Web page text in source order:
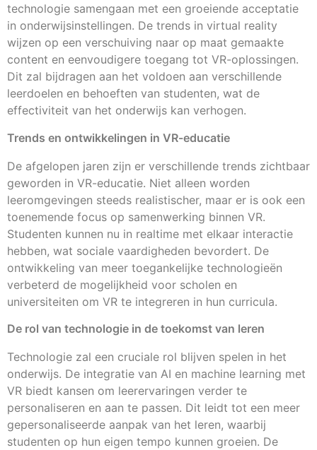
technologie samengaan met een groeiende acceptatie
in onderwijsinstellingen. De trends in virtual reality
wijzen op een verschuiving naar op maat gemaakte
content en eenvoudigere toegang tot VR-oplossingen.
Dit zal bijdragen aan het voldoen aan verschillende
leerdoelen en behoeften van studenten, wat de
effectiviteit van het onderwijs kan verhogen.
Trends en ontwikkelingen in VR-educatie
De afgelopen jaren zijn er verschillende trends zichtbaar
geworden in VR-educatie. Niet alleen worden
leeromgevingen steeds realistischer, maar er is ook een
toenemende focus op samenwerking binnen VR.
Studenten kunnen nu in realtime met elkaar interactie
hebben, wat sociale vaardigheden bevordert. De
ontwikkeling van meer toegankelijke technologieën
verbeterd de mogelijkheid voor scholen en
universiteiten om VR te integreren in hun curricula.
De rol van technologie in de toekomst van leren
Technologie zal een cruciale rol blijven spelen in het
onderwijs. De integratie van AI en machine learning met
VR biedt kansen om leerervaringen verder te
personaliseren en aan te passen. Dit leidt tot een meer
gepersonaliseerde aanpak van het leren, waarbij
studenten op hun eigen tempo kunnen groeien. De